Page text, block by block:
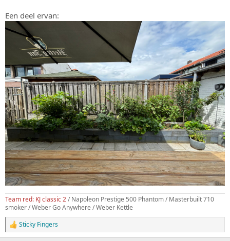
Een deel ervan:
Team red: KJ classic 2/ Napoleon Prestige 500 Phantom / Masterbuilt 710
smoker / Weber Go Anywhere / Weber Kettle
W
a
Sticky Fingers